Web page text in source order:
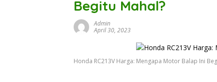
Begitu Mahal?
Admin
April 30, 2023
Honda RC213V Harga: Mengapa Motor Balap Ini